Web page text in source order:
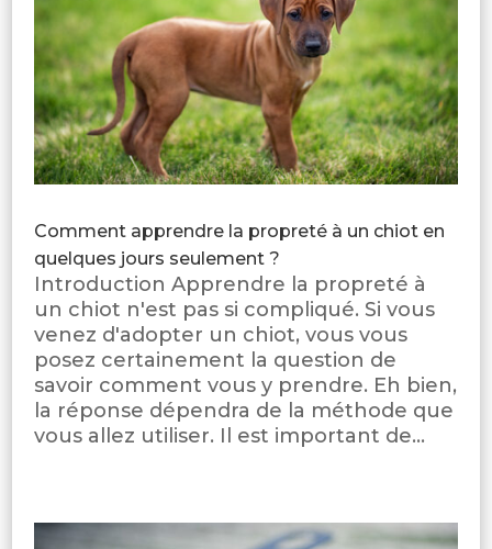
Comment apprendre la propreté à un chiot en
quelques jours seulement ?
Introduction Apprendre la propreté à
un chiot n'est pas si compliqué. Si vous
venez d'adopter un chiot, vous vous
posez certainement la question de
savoir comment vous y prendre. Eh bien,
la réponse dépendra de la méthode que
vous allez utiliser. Il est important de...